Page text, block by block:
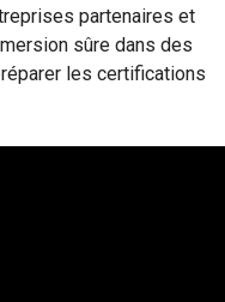
partenaires et
sûre dans des
les certifications